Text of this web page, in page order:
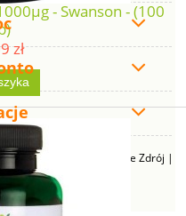
- Swanson - (100
zł
43-230 Goczałkowice Zdrój |
276280385 | Email:
| Telefon:665 626 833